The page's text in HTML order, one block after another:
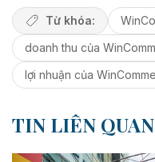
Từ khóa:
doanh thu của
lợi nhuận của
TIN LIÊN QUAN